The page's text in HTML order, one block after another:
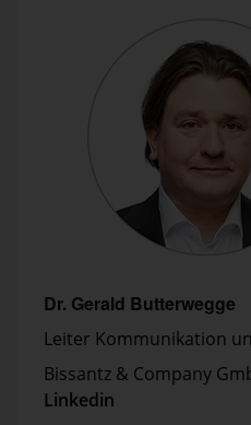
Dr. Gerald Butterwegge
Leiter Kommunikation
Bissantz & Company
Linkedin